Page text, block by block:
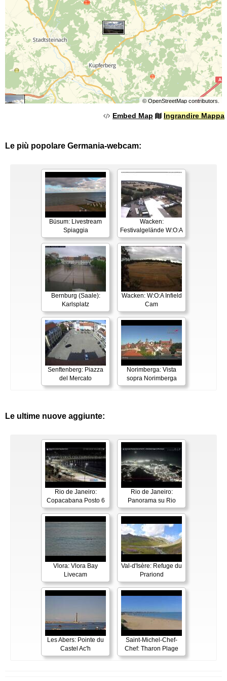
© OpenStreetMapcontributors.
Embed Map Ingrandire Mappa
Le più popolare Germania-webcam:
Büsum: Livestream
Spiaggia
Wacken:
Festivalgelände W:O:A
Bernburg (Saale):
Karlsplatz
Wacken: W:O:A Infield
Cam
Senftenberg: Piazza
del Mercato
Norimberga: Vista
sopra Norimberga
Le ultime nuove aggiunte:
Rio de Janeiro:
Copacabana Posto 6
Rio de Janeiro:
Panorama su Rio
Vlora: Vlora Bay
Livecam
Val-d'Isère: Refuge du
Prariond
Les Abers: Pointe du
Castel Ac'h
Saint-Michel-Chef-
Chef: Tharon Plage